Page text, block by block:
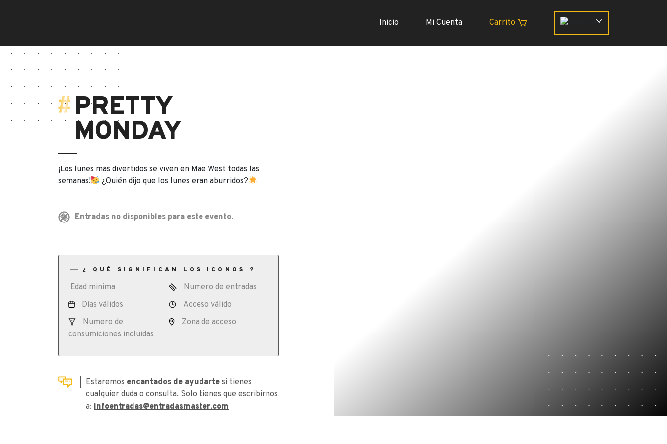
Inicio Mi Cuenta Carrito
PRETTY
MONDAY
¡Los lunes más divertidos se viven en Mae West todas las
semanas!
¿Quién dijo que los lunes eran aburridos?
Entradas no disponibles para este evento.
¿ QUÉ SIGNIFICAN LOS ICONOS ?
Edad minima
Días válidos
Numero de
consumiciones incluidas
Numero de entradas
Acceso válido
Zona de acceso
Estaremos encantados de ayudarte si tienes
cualquier duda o consulta. Solo tienes que escribirnos
a: infoentradas@entradasmaster.com